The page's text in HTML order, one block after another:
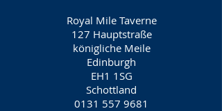
Royal Mile Taverne
127 Hauptstraße
königliche Meile
Edinburgh
EH1 1SG
Schottland
0131 557 9681